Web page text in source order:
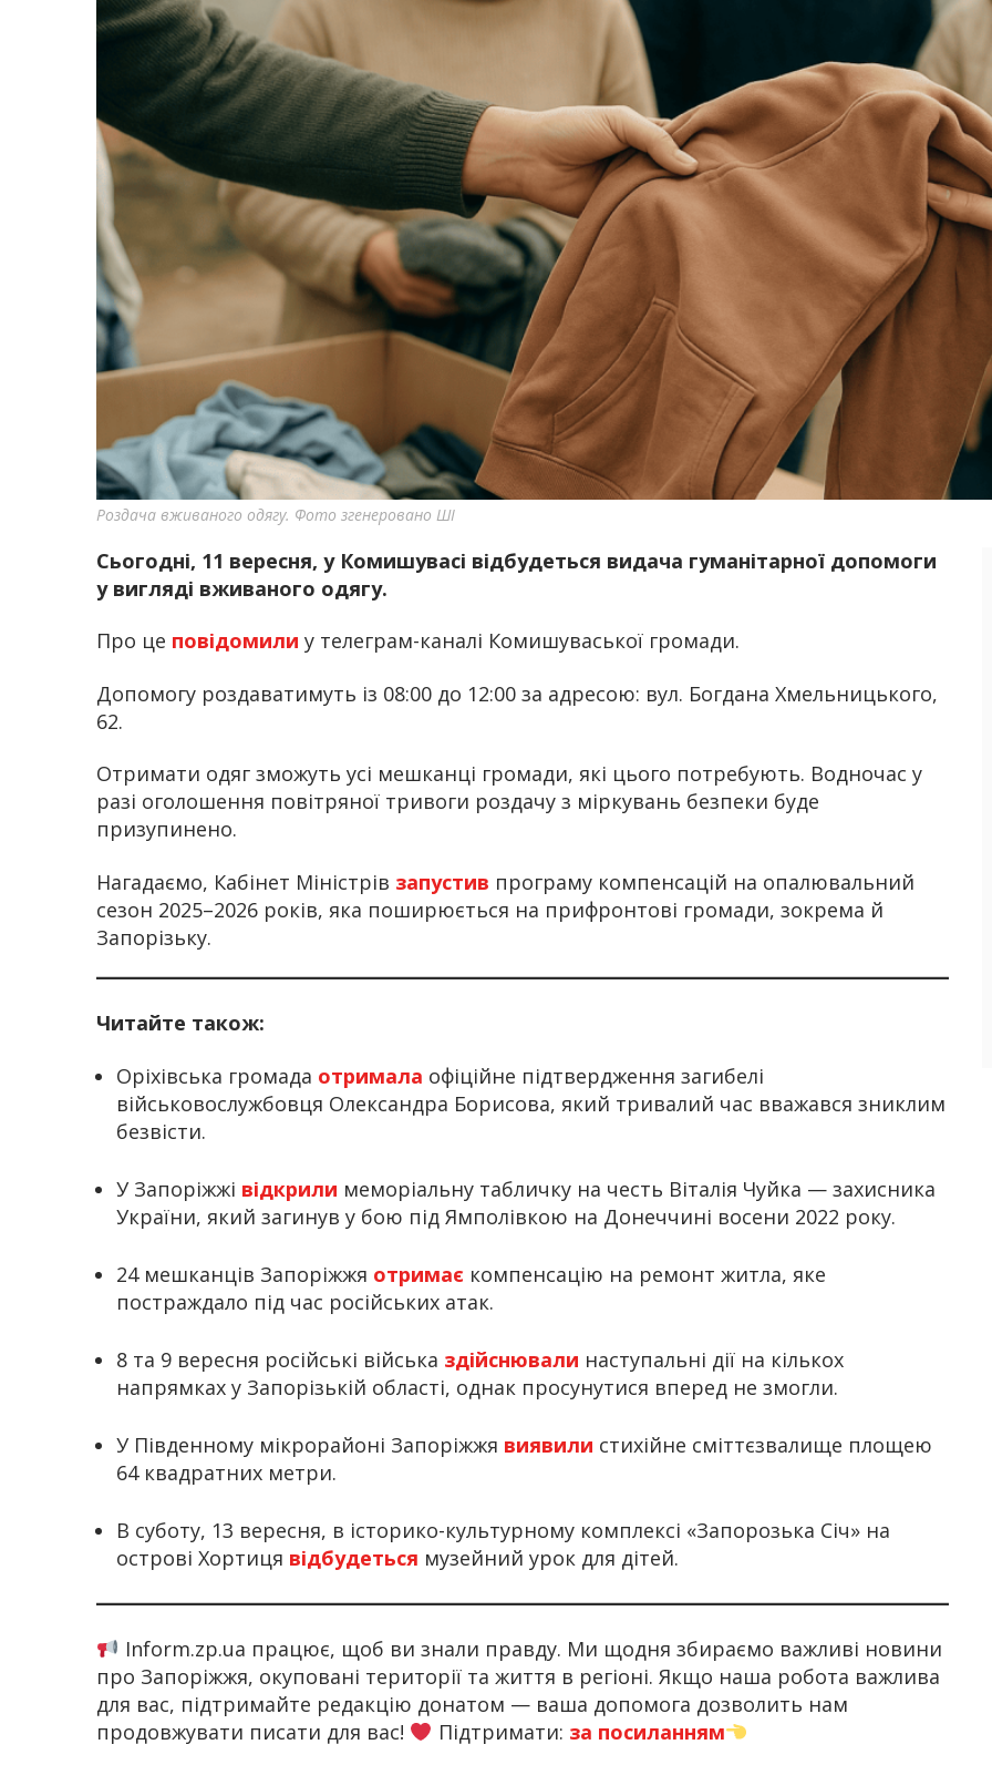
Роздача вживаного одягу. Фото згенеровано ШІ
Сьогодні, 11 вересня, у Комишувасі відбудеться видача гуманітарної допомоги
у вигляді вживаного одягу.
Про це повідомили у телеграм-каналі Комишуваської громади.
Допомогу роздаватимуть із 08:00 до 12:00 за адресою: вул. Богдана Хмельницького,
62.
Отримати одяг зможуть усі мешканці громади, які цього потребують. Водночас у
разі оголошення повітряної тривоги роздачу з міркувань безпеки буде
призупинено.
Нагадаємо, Кабінет Міністрів запустив програму компенсацій на опалювальний
сезон 2025–2026 років, яка поширюється на прифронтові громади, зокрема й
Запорізьку.
Читайте також:
Оріхівська громада отримала офіційне підтвердження загибелі
військовослужбовця Олександра Борисова, який тривалий час вважався зниклим
безвісти.
У Запоріжжі відкрили меморіальну табличку на честь Віталія Чуйка — захисника
України, який загинув у бою під Ямполівкою на Донеччині восени 2022 року.
24 мешканців Запоріжжя отримає компенсацію на ремонт житла, яке
постраждало під час російських атак.
8 та 9 вересня російські війська здійснювали наступальні дії на кількох
напрямках у Запорізькій області, однак просунутися вперед не змогли.
У Південному мікрорайоні Запоріжжя виявили стихійне сміттєзвалище площею
64 квадратних метри.
В суботу, 13 вересня, в історико-культурному комплексі «Запорозька Січ» на
острові Хортиця відбудеться музейний урок для дітей.
Inform.zp.ua працює, щоб ви знали правду. Ми щодня збираємо важливі новини
про Запоріжжя, окуповані території та життя в регіоні. Якщо наша робота важлива
для вас, підтримайте редакцію донатом — ваша допомога дозволить нам
продовжувати писати для вас!
Підтримати: за посиланням